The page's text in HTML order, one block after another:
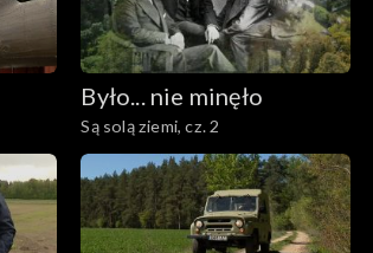
Było... nie minęło
Są solą ziemi, cz. 2